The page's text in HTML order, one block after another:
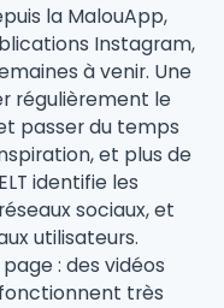
la MalouApp,
Instagram,
à venir. Une
régulièrement le
passer du temps
et plus de
identifie les
sociaux, et
utilisateurs.
: des vidéos
très